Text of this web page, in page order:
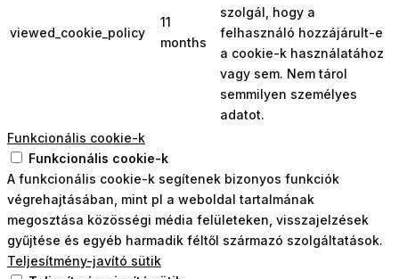
viewed_cookie_policy
11
months
szolgál, hogy a
felhasználó hozzájárult-e
a cookie-k használatához
vagy sem. Nem tárol
semmilyen személyes
adatot.
Funkcionális cookie-k
Funkcionális cookie-k
A funkcionális cookie-k segítenek bizonyos funkciók
végrehajtásában, mint pl a weboldal tartalmának
megosztása közösségi média felületeken, visszajelzések
gyűjtése és egyéb harmadik féltől származó szolgáltatások.
Teljesítmény-javító sütik